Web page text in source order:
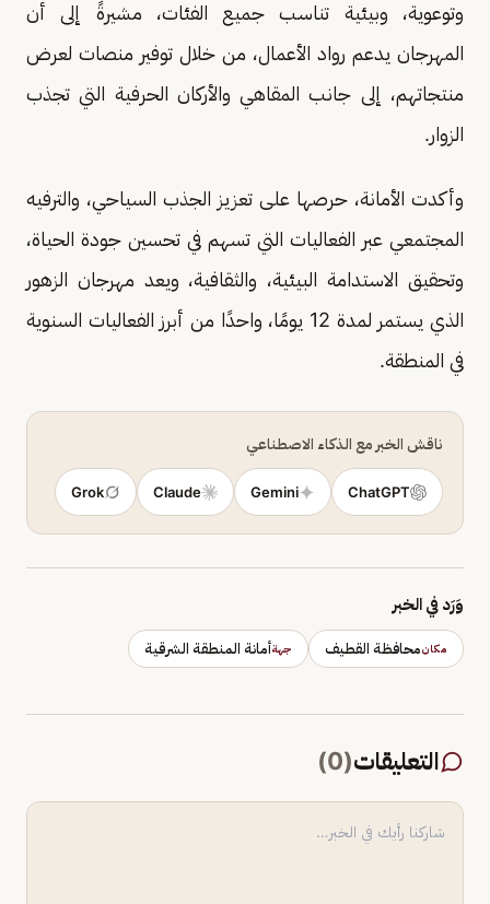
وتوعوية، وبيئية تناسب جميع الفئات، مشيرةً إلى أن
المهرجان يدعم رواد الأعمال، من خلال توفير منصات لعرض
منتجاتهم، إلى جانب المقاهي والأركان الحرفية التي تجذب
الزوار.
وأكدت الأمانة، حرصها على تعزيز الجذب السياحي، والترفيه
المجتمعي عبر الفعاليات التي تسهم في تحسين جودة الحياة،
وتحقيق الاستدامة البيئية، والثقافية، ويعد مهرجان الزهور
الذي يستمر لمدة 12 يومًا، واحدًا من أبرز الفعاليات السنوية
في المنطقة.
ناقش الخبر مع الذكاء الاصطناعي
ChatGPT
Gemini
Claude
Grok
وَرَد في الخبر
مكانمحافظة القطيف جهةأمانة المنطقة الشرقية
التعليقات(
0
)